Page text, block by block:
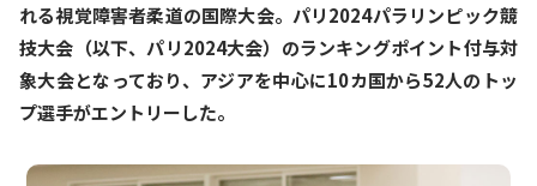
れる視覚障害者柔道の国際大会。パリ2024パラリンピック競
技大会（以下、パリ2024大会）のランキングポイント付与対
象大会となっており、アジアを中心に10カ国から52人のトッ
プ選手がエントリーした。